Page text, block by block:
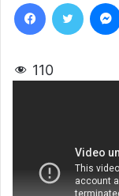
110